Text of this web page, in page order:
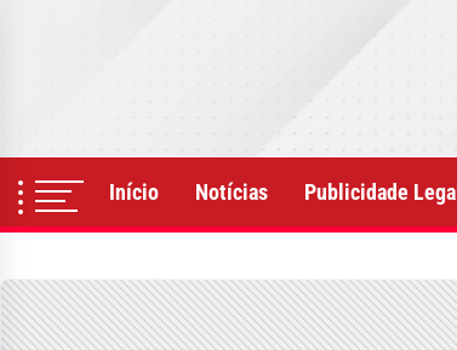
Início Notícias Publicidade Legal